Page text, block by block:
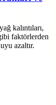
kalıntıları,
faktörlerden
azaltır.